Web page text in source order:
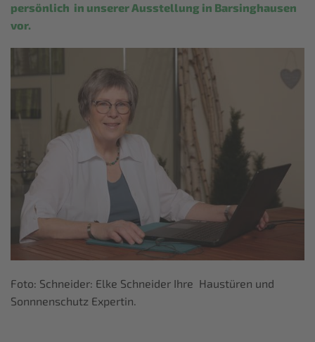
persönlich in unserer Ausstellung in Barsinghausen
vor.
Foto: Schneider: Elke Schneider Ihre Haustüren und
Sonnnenschutz Expertin.